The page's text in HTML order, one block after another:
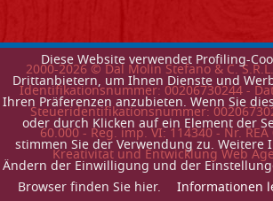
Diese Website verwendet Profiling-
Drittanbietern, um Ihnen Dienste und
Ihren Präferenzen anzubieten. Wenn Sie
oder durch Klicken auf ein Element der
stimmen Sie der Verwendung zu. Weitere
Ändern der Einwilligung und der
Browser finden Sie hier.
Informationen
2000-2026© Dal Molin Stefano & C.
Identifikationsnummer: 00206730244 -
Steueridentifikationsnummer:
60.000 - Reg. imp. VI: 114340 - Nr.
Kreativitat und Entwicklung Web